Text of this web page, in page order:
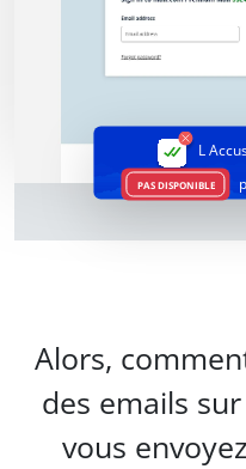
L
PAS DISPONIBLE
Alors,
des emails
vous